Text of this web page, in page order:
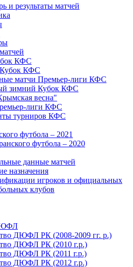
и результаты матчей
КФС
КФС
матчи Премьер-лиги КФС
зимний Кубок КФС
весна"
лиги КФС
турниров КФС
футбола – 2021
футбола – 2020
данные матчей
назначения
игроков и официальных
клубов
ДЮФЛ РК (2008-2009 гг. р.)
ДЮФЛ РК (2010 г.р.)
ДЮФЛ РК (2011 г.р.)
ДЮФЛ РК (2012 г.р.)